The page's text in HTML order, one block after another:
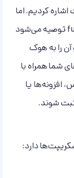
اشاره کردیم. اما
هنگام کار با فایل‌هایی مانند functions.php توصیه می‌شود
آن را به هوک
شما همراه با
یا
شوند.
دارد: